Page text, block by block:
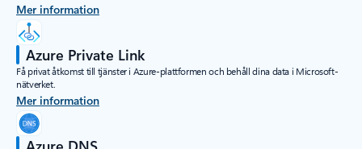
Mer information
Azure Private Link
Få privat åtkomst till tjänster i Azure-plattformen och behåll dina data i Microsoft-
nätverket.
Mer information